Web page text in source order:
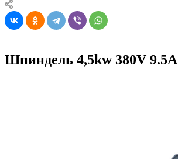
Шпиндель 4,5kw 380V 9.5A